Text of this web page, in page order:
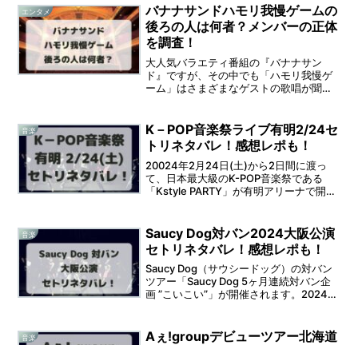
エンタメ
バナナサンドハモリ我慢ゲームの
後ろの人は何者？メンバーの正体
を調査！
大人気バラエティ番組の『バナナサン
ド』ですが、その中でも「ハモリ我慢ゲ
ーム」はさまざまなゲストの歌唱が聞け
ーラスを奏でるハモリ隊につられてしま
い、音程がめちゃくちゃにな...
音楽
K－POP音楽祭ライブ有明2/24セ
トリネタバレ！感想レポも！
20024年2月24日(土)から2日間に渡っ
て、日本最大級のK-POP音楽祭である
「Kstyle PARTY」が有明アリーナで開催
ね。そこで本記事では、K-POP音楽祭...
音楽
Saucy Dog対バン2024大阪公演
セトリネタバレ！感想レポも！
Saucy Dog（サウシードッグ）の対バン
ツアー「Saucy Dog 5ヶ月連続対バン企
画 ”こいこい”」が開催されます。2024年
す。そうなると...
音楽
Aぇ!groupデビューツアー北海道